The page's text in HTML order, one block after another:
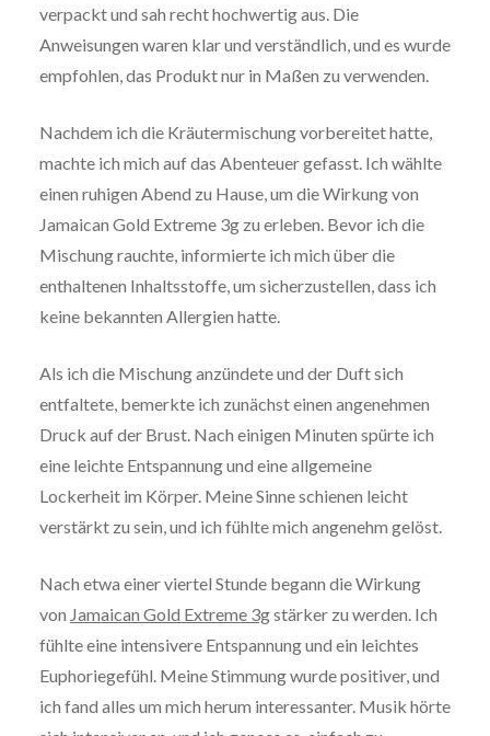
verpackt und sah recht hochwertig aus. Die
Anweisungen waren klar und verständlich, und es wurde
empfohlen, das Produkt nur in Maßen zu verwenden.
Nachdem ich die Kräutermischung vorbereitet hatte,
machte ich mich auf das Abenteuer gefasst. Ich wählte
einen ruhigen Abend zu Hause, um die Wirkung von
Jamaican Gold Extreme 3g zu erleben. Bevor ich die
Mischung rauchte, informierte ich mich über die
enthaltenen Inhaltsstoffe, um sicherzustellen, dass ich
keine bekannten Allergien hatte.
Als ich die Mischung anzündete und der Duft sich
entfaltete, bemerkte ich zunächst einen angenehmen
Druck auf der Brust. Nach einigen Minuten spürte ich
eine leichte Entspannung und eine allgemeine
Lockerheit im Körper. Meine Sinne schienen leicht
verstärkt zu sein, und ich fühlte mich angenehm gelöst.
Nach etwa einer viertel Stunde begann die Wirkung
von Jamaican Gold Extreme 3gstärker zu werden. Ich
fühlte eine intensivere Entspannung und ein leichtes
Euphoriegefühl. Meine Stimmung wurde positiver, und
ich fand alles um mich herum interessanter. Musik hörte